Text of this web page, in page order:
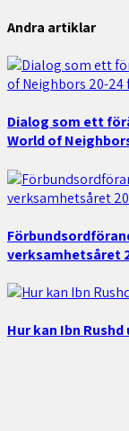
Andra artiklar
Dialog som ett
World of
verksamhetsåret
Hur kan Ibn